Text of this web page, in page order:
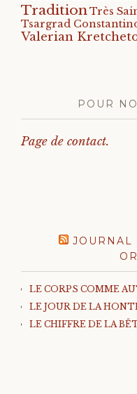
TraditionTrès
Tsargrad
Valerian
POUR
Page de contact.
JOURNAL
LE CORPS COMME
LE JOUR DE LA
LE CHIFFRE DE LA